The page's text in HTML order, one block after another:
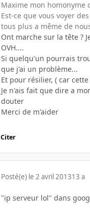
Maxime mon homonyme
Est-ce que vous voyer
tous plus a même de
Ont marche sur la tête ?
OVH....
Si quelqu'un pourrais
que j'ai un problème...
Et pour résilier, ( car
Je n'ais fait que dire a
douter
Merci de m'aider
Citer
Posté(e) le 2 avril 201313 a
"ip serveur lol" dans